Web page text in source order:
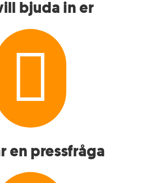
bjuda in er

en pressfråga